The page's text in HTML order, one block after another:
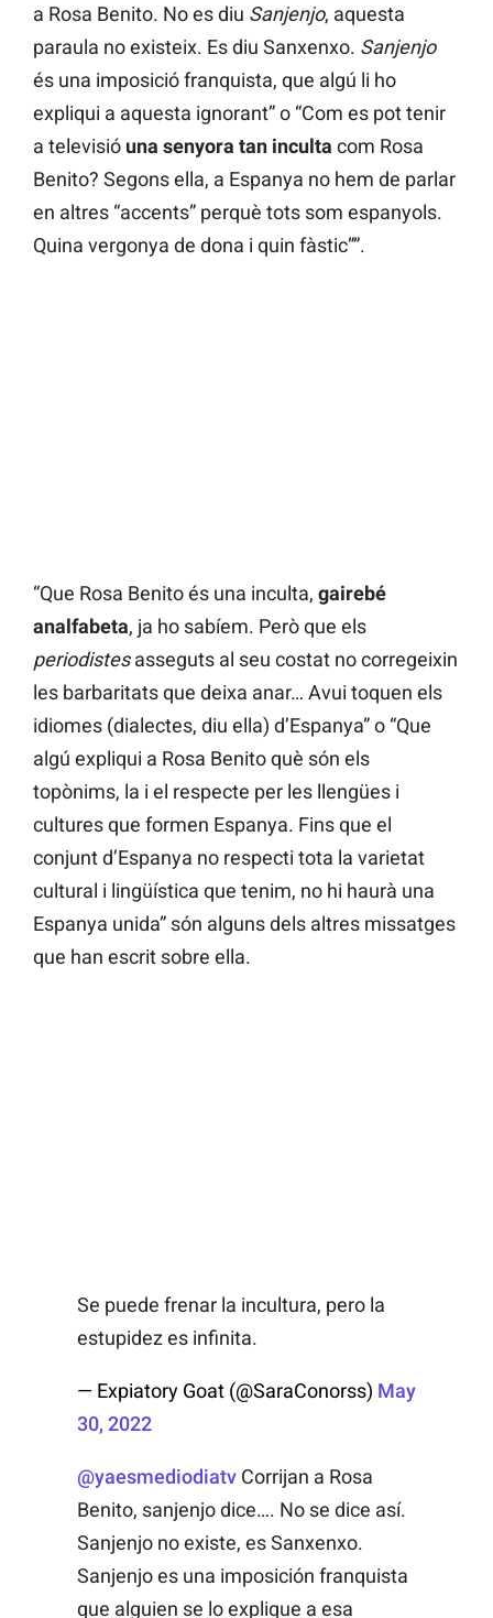
a Rosa Benito. No es diu Sanjenjo, aquesta
paraula no existeix. Es diu Sanxenxo. Sanjenjo
és una imposició franquista, que algú li ho
expliqui a aquesta ignorant” o “Com es pot tenir
a televisió una senyora tan inculta com Rosa
Benito? Segons ella, a Espanya no hem de parlar
en altres “accents” perquè tots som espanyols.
Quina vergonya de dona i quin fàstic””.
“Que Rosa Benito és una inculta, gairebé
analfabeta, ja ho sabíem. Però que els
periodistesasseguts al seu costat no corregeixin
les barbaritats que deixa anar… Avui toquen els
idiomes (dialectes, diu ella) d’Espanya” o “Que
algú expliqui a Rosa Benito què són els
topònims, la i el respecte per les llengües i
cultures que formen Espanya. Fins que el
conjunt d’Espanya no respecti tota la varietat
cultural i lingüística que tenim, no hi haurà una
Espanya unida” són alguns dels altres missatges
que han escrit sobre ella.
Se puede frenar la incultura, pero la
estupidez es infinita.
— Expiatory Goat (@SaraConorss) May
30, 2022
@yaesmediodiatv Corrijan a Rosa
Benito, sanjenjo dice…. No se dice así.
Sanjenjo no existe, es Sanxenxo.
Sanjenjo es una imposición franquista
que alguien se lo explique a esa